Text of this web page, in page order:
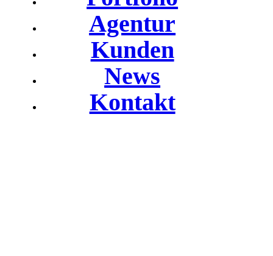
Agentur
Kunden
News
Kontakt